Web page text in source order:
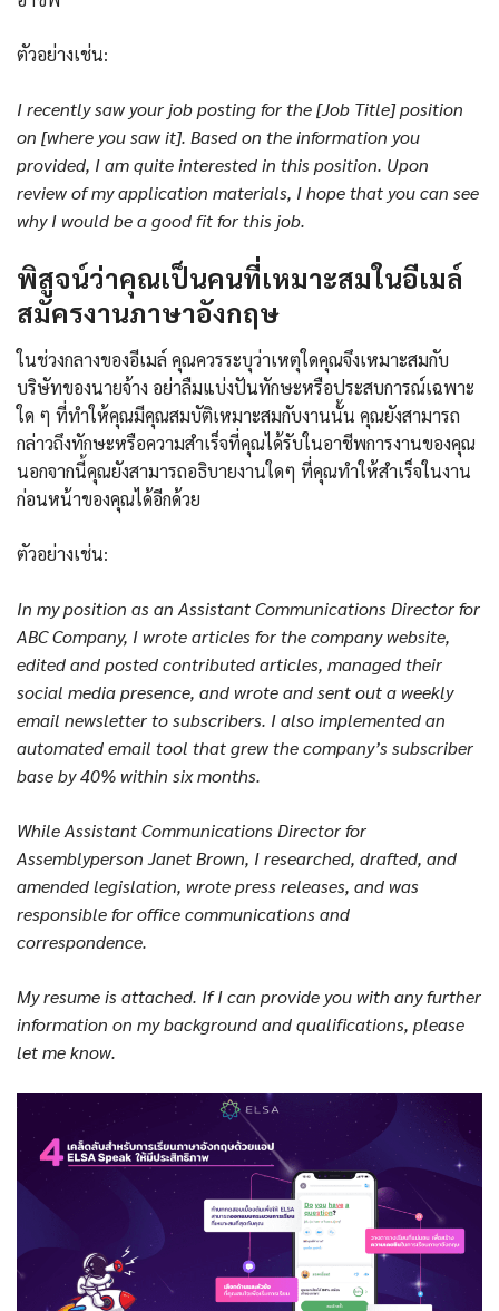
ตัวอย่างเช่น:
I recently saw your job posting for the [Job Title] position
on [where you saw it]. Based on the information you
provided, I am quite interested in this position. Upon
review of my application materials, I hope that you can see
why I would be a good fit for this job.
พิสูจน์ว่าคุณเป็นคนที่เหมาะสมในอีเมล์
สมัครงานภาษาอังกฤษ
ในช่วงกลางของอีเมล์ คุณควรระบุว่าเหตุใดคุณจึงเหมาะสมกับ
บริษัทของนายจ้าง อย่าลืมแบ่งปันทักษะหรือประสบการณ์เฉพาะ
ใด ๆ ที่ทำให้คุณมีคุณสมบัติเหมาะสมกับงานนั้น คุณยังสามารถ
กล่าวถึงทักษะหรือความสำเร็จที่คุณได้รับในอาชีพการงานของคุณ
นอกจากนี้คุณยังสามารถอธิบายงานใดๆ ที่คุณทำให้สำเร็จในงาน
ก่อนหน้าของคุณได้อีกด้วย
ตัวอย่างเช่น:
In my position as an Assistant Communications Director for
ABC Company, I wrote articles for the company website,
edited and posted contributed articles, managed their
social media presence, and wrote and sent out a weekly
email newsletter to subscribers. I also implemented an
automated email tool that grew the company’s subscriber
base by 40% within six months.
While Assistant Communications Director for
Assemblyperson Janet Brown, I researched, drafted, and
amended legislation, wrote press releases, and was
responsible for office communications and
correspondence.
My resume is attached. If I can provide you with any further
information on my background and qualifications, please
let me know.